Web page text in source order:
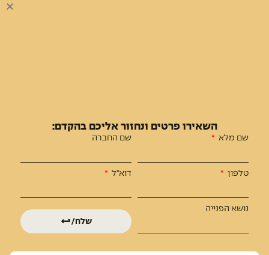
סיפורי צמיחה
צרו קשר
שם מלא טלפון
השאירו פרטים ונחזור אליכם בהקדם:
שם מלא שם החברה
טלפון דוא"ל
נושא הפנייה
שלח/י